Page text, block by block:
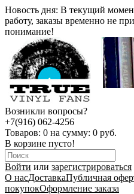
Новость дня: В текущий
работу, заказы временно не
понимание!
Возникли вопросы?
+7(916) 062-4256
Товаров: 0 на сумму: 0 руб.
В корзине пусто!
Войти или зарегистрироваться
О насДоставкаПубличная
покупокОформление заказа